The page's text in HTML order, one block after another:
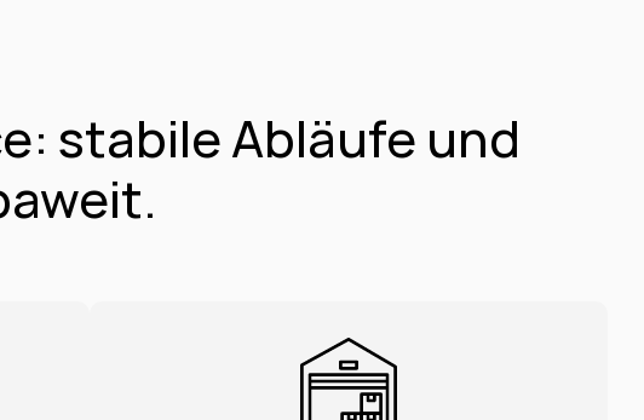
stabile Abläufe und